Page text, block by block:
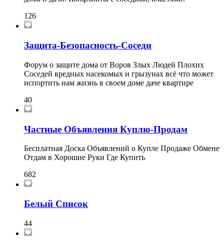
126
Защита-Безопасность-Соседи
Форум о защите дома от Воров Злых Людей Плохих
Соседей вредных насекомых и грызунах всё что может
испортить нам жизнь в своем доме даче квартире
40
Частные Объявления Куплю-Продам
Бесплатная Доска Объявлений о Купле Продаже Обмене
Отдам в Хорошие Руки Где Купить
682
Белый Список
44